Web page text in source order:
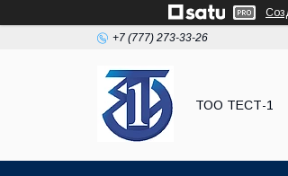
+7 (777) 273-33-26
ТОО ТЕСТ-1